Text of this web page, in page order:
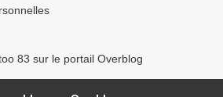
83 sur le portail Overblog